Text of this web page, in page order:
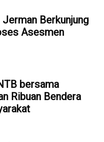
Berkunjung
Asesmen
bersama
Ribuan Bendera